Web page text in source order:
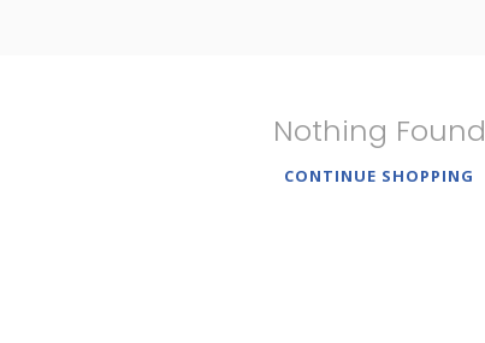
Nothing Found
CONTINUE SHOPPING